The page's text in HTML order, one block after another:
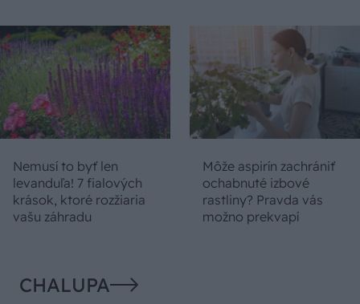
Nemusí to byť len
levanduľa! 7 fialových
krások, ktoré rozžiaria
vašu záhradu
Môže aspirín zachrániť
ochabnuté izbové
rastliny? Pravda vás
možno prekvapí
CHALUPA